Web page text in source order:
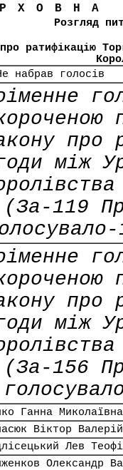
Розгляд
ратифікацію
набрав голосів
про
між
(За-119
про
між
(За-156
Ганна Миколаївна
Віктор
Лев
Олександр